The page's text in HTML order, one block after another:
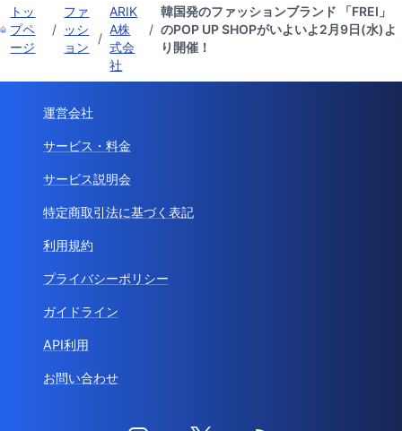
トッ
プペ
ージ
/
ファ
ッシ
ョン
/
ARIK
A株
式会
社
/
韓国発のファッションブランド 「FREI」
のPOP UP SHOPがいよいよ2月9日(水)よ
り開催！
運営会社
サービス・料金
サービス説明会
特定商取引法に基づく表記
利用規約
プライバシーポリシー
ガイドライン
API利用
お問い合わせ